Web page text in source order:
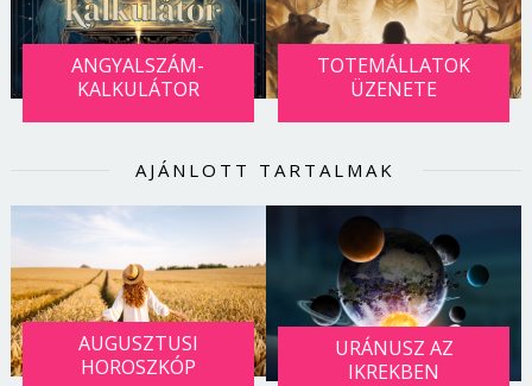
ANGYALSZÁM-
KALKULÁTOR
TOTEMÁLLATOK
ÜZENETE
AJÁNLOTT TARTALMAK
AUGUSZTUSI
HOROSZKÓP
URÁNUSZ AZ
IKREKBEN